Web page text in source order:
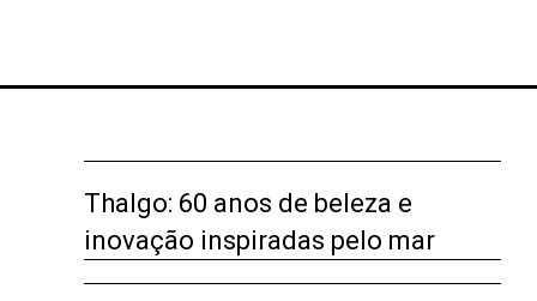
Thalgo: 60 anos de beleza e
inovação inspiradas pelo mar